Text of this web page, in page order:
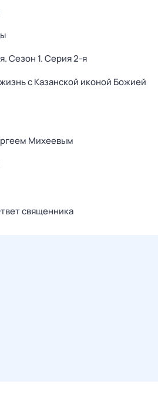
. Сезон 1. Серия 2-я
с Казанской иконой Божией
Михеевым
священника